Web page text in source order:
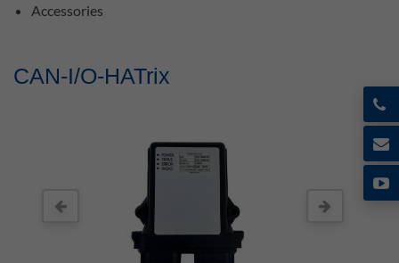
Accessories
CAN-I/O-HATrix